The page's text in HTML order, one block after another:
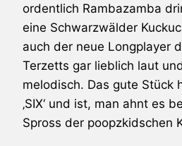
ordentlich Rambazamba
eine Schwarzwälder
auch der neue Longplayer
Terzetts gar lieblich laut
melodisch. Das gute Stück
‚SIX‘ und ist, man ahnt es
Spross der poopzkidschen